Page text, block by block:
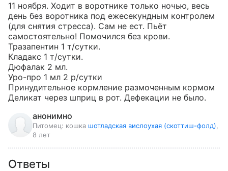
11 ноября. Ходит в воротнике только ночью, весь
день без воротника под ежесекундным контролем
(для снятия стресса). Сам не ест. Пьёт
самостоятельно! Помочился без крови.
Тразапентин 1 т/сутки.
Кладакс 1 т/сутки.
Дюфалак 2 мл.
Уро-про 1 мл 2 р/сутки
Принудительное кормление размоченным кормом
Деликат через шприц в рот. Дефекации не было.
анонимно
Питомец: кошка шотладская вислоухая (скоттиш-фолд)
8 лет
Ответы